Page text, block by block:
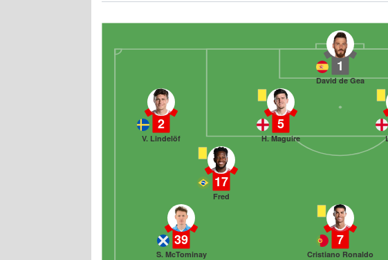
1
David de Gea
5
H. Maguire
2
V. Lindelöf
17
Fred
7
Cristiano Ronaldo
39
S. McTominay